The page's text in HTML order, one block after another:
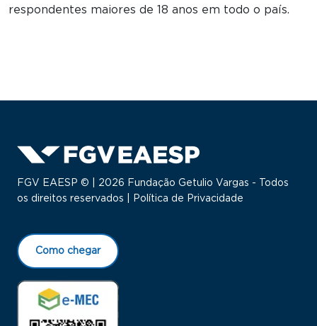
respondentes maiores de 18 anos em todo o país.
FGV EAESP © | 2026 Fundação Getulio Vargas - Todos
os direitos reservados |
Política de Privacidade
Como chegar